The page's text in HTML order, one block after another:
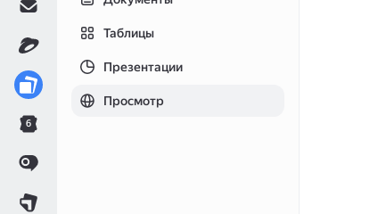
6
Таблицы
Презентации
Просмотр